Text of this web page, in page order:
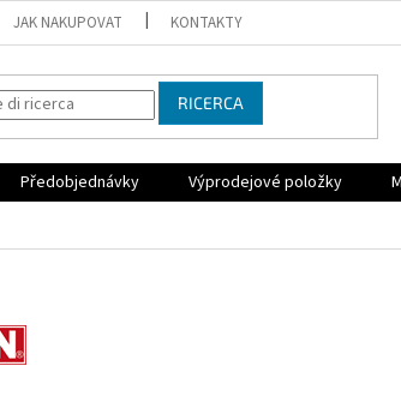
JAK NAKUPOVAT KONTAKTY
RICERCA
Předobjednávky Výprodejové položky